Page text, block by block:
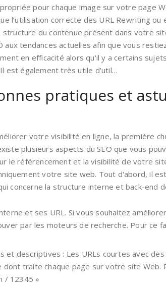
pour chaque image sur votre page
l’utilisation correcte des URL Rewriting ou
du contenue présent dans votre
aux tendances actuelles afin que vous
en efficacité alors qu'il y a certains
est également très utile d'util…
pratiques et
votre visibilité en ligne, la première
plusieurs aspects du SEO que vous
le référencement et la visibilité de votre
votre site web. Tout d'abord, il
concerne la structure interne et back-end
et ses URL. Si vous souhaitez
par les moteurs de recherche. Pour ce
et descriptives : Les URLs courtes avec
dont traite chaque page sur votre site
/ 12345 »